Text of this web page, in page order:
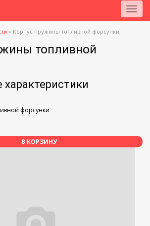
Menu
» Корпус пружины топливной форсунки
топливной
характеристики
форсунки
В КОРЗИНУ